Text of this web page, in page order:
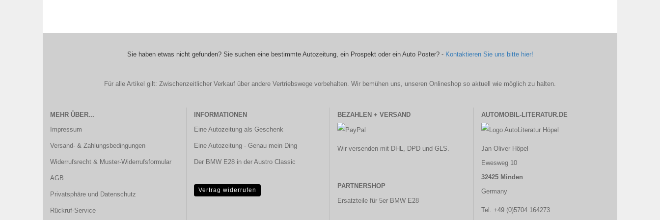
Sie haben etwas nicht gefunden? Sie suchen eine bestimmte Autozeitung, ein Prospekt oder ein Auto Poster? - Kontaktieren Sie uns bitte hier!
Für alle Artikel gilt: Zwischenzeitlicher Verkauf über andere Vertriebswege vorbehalten. Wir bemühen uns, unseren Onlineshop so aktuell wie möglich zu halten.
MEHR ÜBER...
Impressum
Versand- & Zahlungsbedingungen
Widerrufsrecht & Muster-Widerrufsformular
AGB
Privatsphäre und Datenschutz
Rückruf-Service
INFORMATIONEN
Eine Autozeitung als Geschenk
Eine Autozeitung - Genau mein Ding
Der BMW E28 in der Austro Classic
Vertrag widerrufen
BEZAHLEN + VERSAND
Wir versenden mit DHL, DPD und GLS.
PARTNERSHOP
Ersatzteile für 5er BMW E28
AUTOMOBIL-LITERATUR.DE
Jan Oliver Höpel
Ewesweg 10
32425 Minden
Germany
Tel. +49 (0)5704 164273